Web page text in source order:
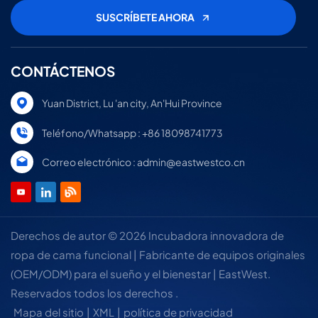
que puede confiar para un
sueño reparador.
CONTÁCTENOS
Yuan District, Lu 'an city, An'Hui Province
Teléfono/Whatsapp : +86 18098741773
Correo electrónico : admin@eastwestco.cn
Derechos de autor © 2026 Incubadora innovadora de
ropa de cama funcional | Fabricante de equipos originales
(OEM/ODM) para el sueño y el bienestar | EastWest.
Reservados todos los derechos .
Mapa del sitio | XML | política de privacidad